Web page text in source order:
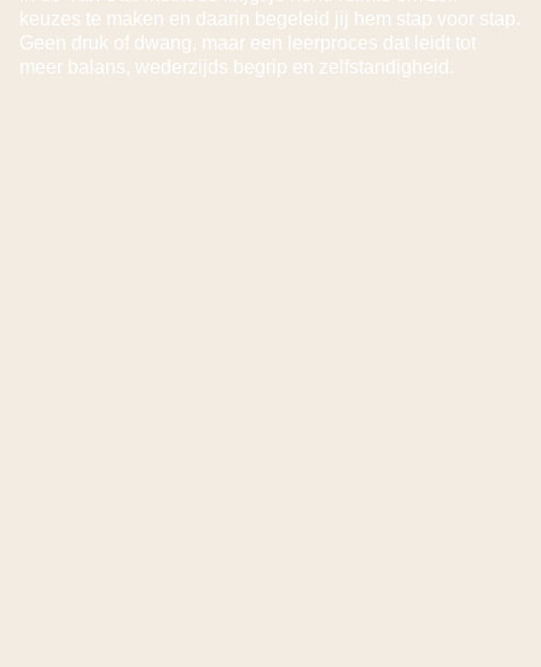
keuzes te maken en daarin begeleid jij hem stap voor stap.
Geen druk of dwang, maar een leerproces dat leidt tot
meer balans, wederzijds begrip en zelfstandigheid.